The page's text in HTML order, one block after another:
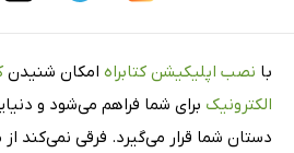
با نصب اپلیکیشن کتابراه امکان شنیدن
الکترونیک برای شما فراهم می‌شود و
دستان شما قرار می‌گیرد. فرقی نمی‌کند از